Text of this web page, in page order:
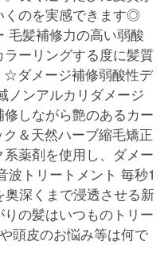
くのを実感できます◎
髪補修力の高い弱酸
ーリングする度に髪質
☆ダメージ補修弱酸性デ
ノンアルカリダメージ
しながら艶のあるカー
＆天然ハーブ縮毛矯正
薬剤を使用し、ダメー
トリートメント 毎秒1
深くまで浸透させる新
の髪はいつものトリー
皮のお悩み等は何で